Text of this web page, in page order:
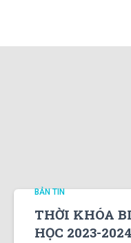
BẢN TIN
THỜI KHÓA
HỌC 2023-2024